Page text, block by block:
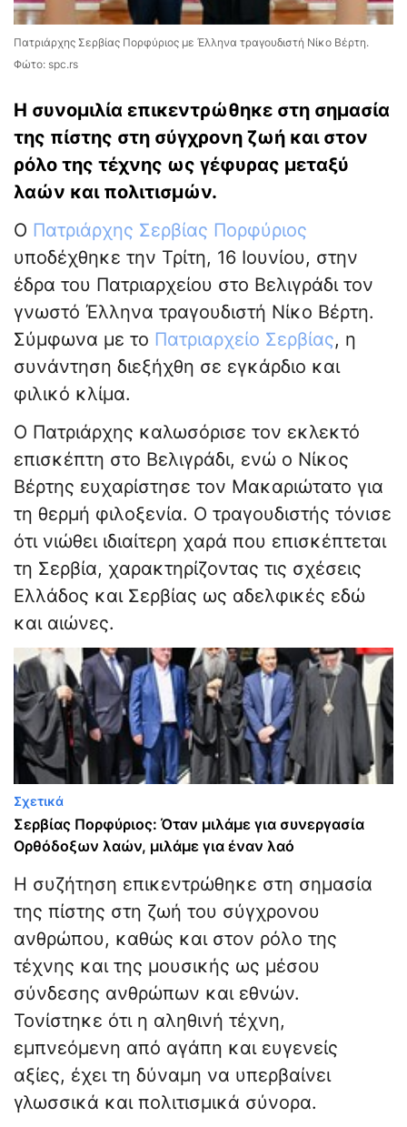
Πατριάρχης Σερβίας Πορφύριος με Έλληνα τραγουδιστή Νίκο Βέρτη.
Φώτο: spc.rs
Η συνομιλία επικεντρώθηκε στη σημασία
της πίστης στη σύγχρονη ζωή και στον
ρόλο της τέχνης ως γέφυρας μεταξύ
λαών και πολιτισμών.
Ο Πατριάρχης Σερβίας Πορφύριος
υποδέχθηκε την Τρίτη, 16 Ιουνίου, στην
έδρα του Πατριαρχείου στο Βελιγράδι τον
γνωστό Έλληνα τραγουδιστή Νίκο Βέρτη.
Σύμφωνα με το Πατριαρχείο Σερβίας, η
συνάντηση διεξήχθη σε εγκάρδιο και
φιλικό κλίμα.
Ο Πατριάρχης καλωσόρισε τον εκλεκτό
επισκέπτη στο Βελιγράδι, ενώ ο Νίκος
Βέρτης ευχαρίστησε τον Μακαριώτατο για
τη θερμή φιλοξενία. Ο τραγουδιστής τόνισε
ότι νιώθει ιδιαίτερη χαρά που επισκέπτεται
τη Σερβία, χαρακτηρίζοντας τις σχέσεις
Ελλάδος και Σερβίας ως αδελφικές εδώ
και αιώνες.
Σχετικά
Σερβίας Πορφύριος: Όταν μιλάμε για συνεργασία
Ορθόδοξων λαών, μιλάμε για έναν λαό
Η συζήτηση επικεντρώθηκε στη σημασία
της πίστης στη ζωή του σύγχρονου
ανθρώπου, καθώς και στον ρόλο της
τέχνης και της μουσικής ως μέσου
σύνδεσης ανθρώπων και εθνών.
Τονίστηκε ότι η αληθινή τέχνη,
εμπνεόμενη από αγάπη και ευγενείς
αξίες, έχει τη δύναμη να υπερβαίνει
γλωσσικά και πολιτισμικά σύνορα.